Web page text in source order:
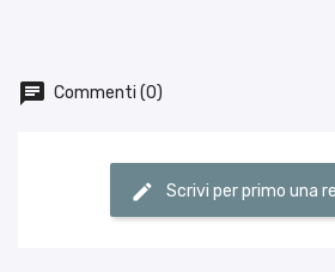
Commenti (0)
Scrivi per primo una